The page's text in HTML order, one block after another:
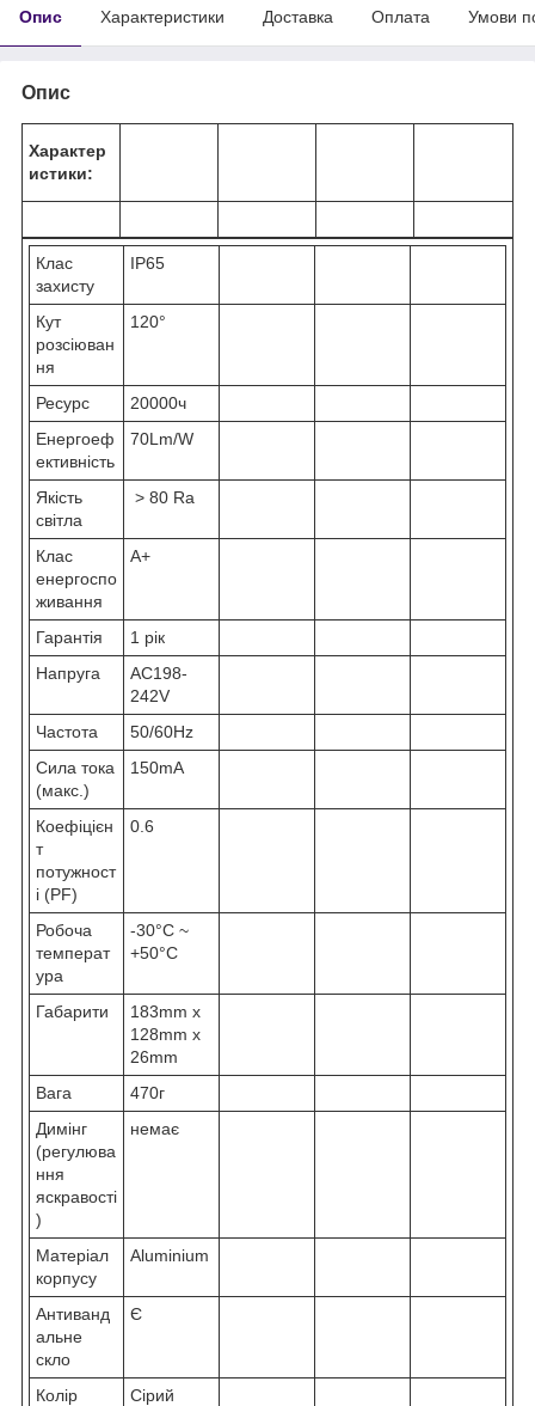
Опис Характеристики Доставка Оплата Умови
Опис
Характер
истики:
Клас
захисту
IP65
Кут
розсіюван
ня
120°
Ресурс
20000ч
Енергоеф
ективність
70Lm/W
Якість
світла
> 80 Ra
Клас
енергоспо
живання
A+
Гарантія
1 рік
Напруга
AC198-
242V
Частота
50/60Hz
Сила тока
(макс.)
150mA
Коефіцієн
т
потужност
і (PF)
0.6
Робоча
температ
ура
-30°C ~
+50°С
Габарити
183mm x
128mm x
26mm
Вага
470г
Димінг
(регулюва
ння
яскравості
)
немає
Матеріал
корпусу
Aluminium
Антиванд
альне
скло
Є
Колір
Сірий